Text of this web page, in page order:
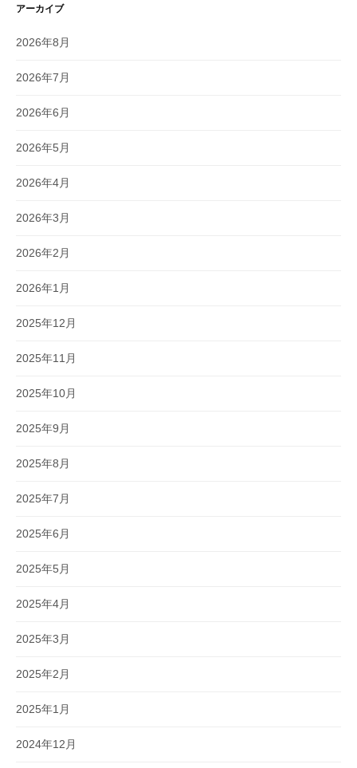
アーカイブ
2026年8月
2026年7月
2026年6月
2026年5月
2026年4月
2026年3月
2026年2月
2026年1月
2025年12月
2025年11月
2025年10月
2025年9月
2025年8月
2025年7月
2025年6月
2025年5月
2025年4月
2025年3月
2025年2月
2025年1月
2024年12月